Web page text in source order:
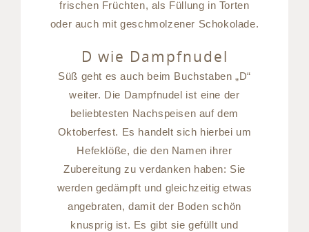
frischen Früchten, als Füllung in Torten
oder auch mit geschmolzener Schokolade.
D wie Dampfnudel
Süß geht es auch beim Buchstaben „D“
weiter. Die Dampfnudel ist eine der
beliebtesten Nachspeisen auf dem
Oktoberfest. Es handelt sich hierbei um
Hefeklöße, die den Namen ihrer
Zubereitung zu verdanken haben: Sie
werden gedämpft und gleichzeitig etwas
angebraten, damit der Boden schön
knusprig ist. Es gibt sie gefüllt und